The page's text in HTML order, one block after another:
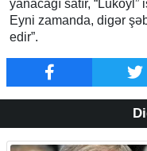
yanacağı satır,
Eyni zamanda, digər
edir”.